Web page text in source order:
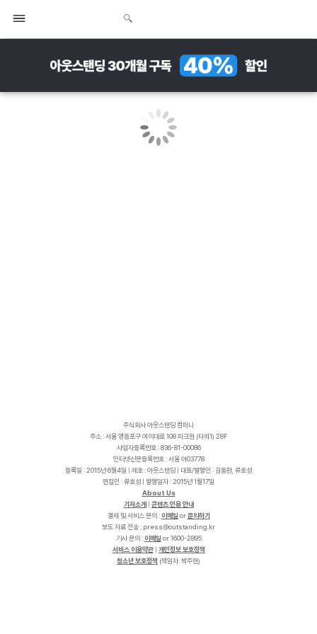
주식회사 아웃스탠딩 컴퍼니
주소 : 서울 영등포구 여의대로 108 파크원 (타워1) 28F
사업자등록번호 : 836-81-00086
인터넷신문등록번호 : 서울 아03778
등록일 : 2015년 6월4일 | 제호 : 아웃스탠딩 | 대표/발행인 : 김동환, 류호성
편집인 : 류호성 | 발행일자 : 2015년 1월17일
About Us
기자소개
콘텐츠 인용 안내
결제 및 서비스 문의 : 이메일 or문의하기
보도 자료 전송 :
r
k
.
g
n
i
d
n
a
t
s
t
u
o
@
s
s
e
r
p
기사 문의 : 이메일 or 1600-2895
서비스 이용약관| 개인정보 보호정책
청소년 보호정책 (책임자: 박주현)